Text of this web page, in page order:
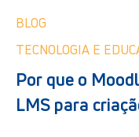
BLOG
TECNOLOGIA E
Por que o
LMS para